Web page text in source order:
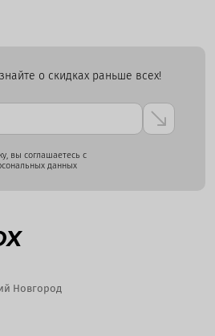
о скидках раньше всех!
вы соглашаетесь с
данных
Новгород